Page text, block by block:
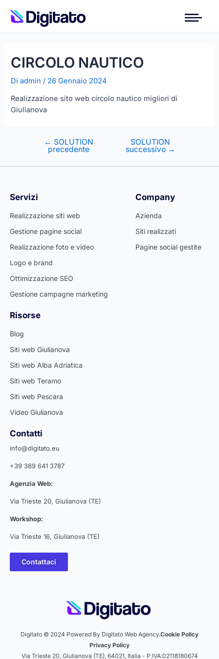
CIRCOLO NAUTICO
Diadmin / 26 Gennaio 2024
Realizzazione sito web circolo nautico migliori di
Giulianova
← SOLUTION
precedente
SOLUTION
successivo →
Servizi
Realizzazione siti web
Gestione pagine social
Realizzazione foto e video
Logo e brand
Ottimizzazione SEO
Gestione campagne marketing
Company
Azienda
Siti realizzati
Pagine social gestite
Risorse
Blog
Siti web Giulianova
Siti web Alba Adriatica
Siti web Teramo
Siti web Pescara
Video Giulianova
Contatti
info@digitato.eu
+39 389 641 3787
Agenzia Web:
Via Trieste 20, Giulianova (TE)
Workshop:
Via Trieste 16, Giulianova (TE)
Contattaci
Digitato © 2024 Powered By Digitato Web Agency.Cookie Policy
Privacy Policy
Via Trieste 20, Giulianova (TE), 64021, Italia - P.IVA:02118180674